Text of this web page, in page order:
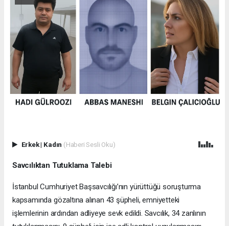
Erkek| Kadın (Haberi Sesli Oku)
Savcılıktan Tutuklama Talebi
İstanbul Cumhuriyet Başsavcılığı’nın yürüttüğü soruşturma
kapsamında gözaltına alınan 43 şüpheli, emniyetteki
işlemlerinin ardından adliyeye sevk edildi. Savcılık, 34 zanlının